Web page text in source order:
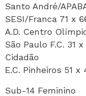
Santo André/
SESI/Franca 71 x
A.D. Centro
São Paulo F.C. 31
Cidadão
E.C. Pinheiros 51
Sub-14 Feminino